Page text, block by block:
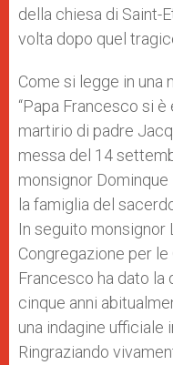
della chiesa di Saint-
volta dopo quel
Come si legge in una
“Papa Francesco si
martirio di padre
messa del 14
monsignor
la famiglia del
In seguito monsignor
Congregazione per
Francesco ha dato la
cinque anni
una indagine ufficiale
Ringraziando